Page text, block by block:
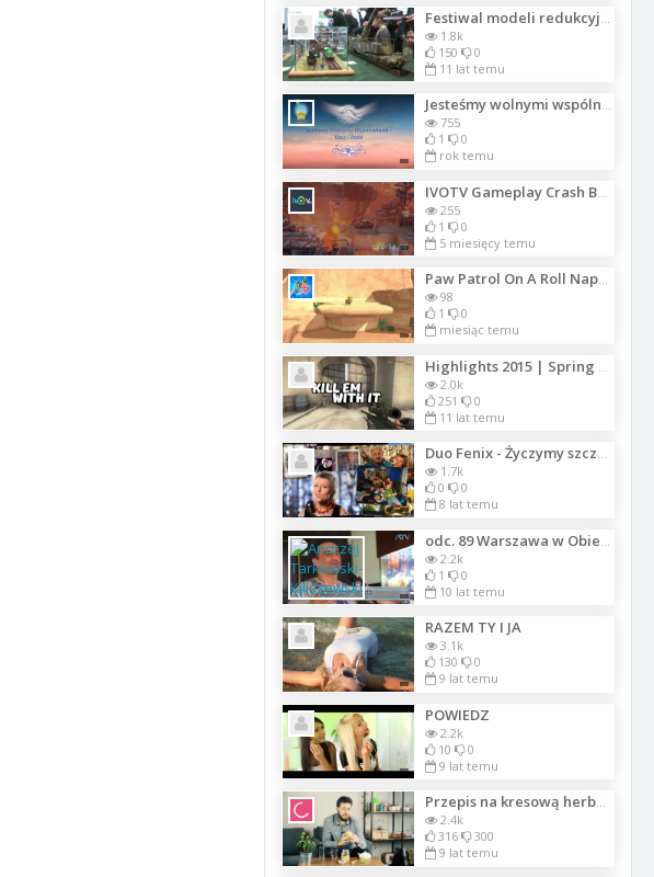
1.8k
150
0
11 lat temu
Jesteśmy wolnymi wspólnotami. Część 04
755
1
0
rok temu
255
1
0
5 miesięcy temu
Paw Patrol On A Roll Napraw most dla królików
98
1
0
miesiąc temu
2.0k
251
0
11 lat temu
Duo Fenix - Życzymy szczęścia
1.7k
0
0
8 lat temu
2.2k
1
0
10 lat temu
RAZEM TY I JA
3.1k
130
0
9 lat temu
POWIEDZ
2.2k
10
0
9 lat temu
Przepis na kresową herbatę z pigwą
2.4k
316
300
9 lat temu